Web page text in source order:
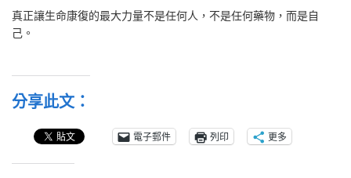
真正讓生命康復的最大力量不是任何人，不是任何藥物，而是自
己。
分享此文：
電子郵件 列印 更多